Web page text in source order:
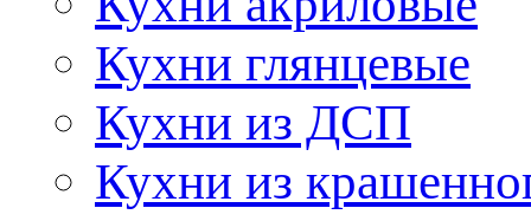
Кухни глянцевые
Кухни из ДСП
Кухни из